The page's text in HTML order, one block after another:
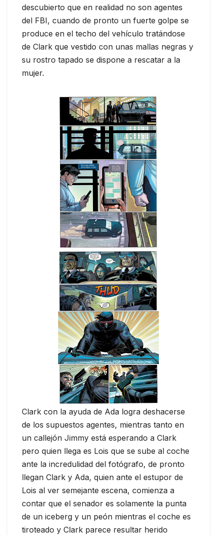
descubierto que en realidad no son agentes
del FBI, cuando de pronto un fuerte golpe se
produce en el techo del vehículo tratándose
de Clark que vestido con unas mallas negras y
su rostro tapado se dispone a rescatar a la
mujer.
Clark con la ayuda de Ada logra deshacerse
de los supuestos agentes, mientras tanto en
un callejón Jimmy está esperando a Clark
pero quien llega es Lois que se sube al coche
ante la incredulidad del fotógrafo, de pronto
llegan Clark y Ada, quien ante el estupor de
Lois al ver semejante escena, comienza a
contar que el senador es solamente la punta
de un iceberg y un peón mientras el coche es
tiroteado y Clark parece resultar herido